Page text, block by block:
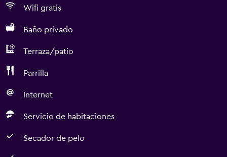
Wifi gratis
Baño privado
Terraza/patio
Parrilla
Internet
Servicio de habitaciones
Secador de pelo